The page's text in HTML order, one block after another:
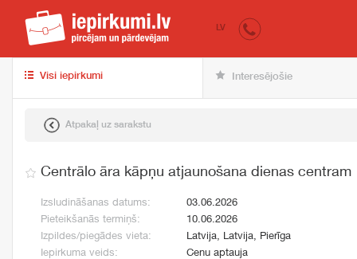
iepirkumi.lv
LV
Visi iepirkumi Interesējošie
Atpakaļ uz sarakstu
Centrālo āra kāpņu atjaunošana dienas centram
Izsludināšanas datums:
03.06.2026
Pieteikšanās termiņš:
10.06.2026
Izpildes/piegādes vieta:
Latvija, Latvija, Pierīga
Iepirkuma veids:
Cenu aptauja